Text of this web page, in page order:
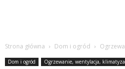
Strona główna Dom i ogród
Dom i ogród Ogrzewanie, wentylacja,